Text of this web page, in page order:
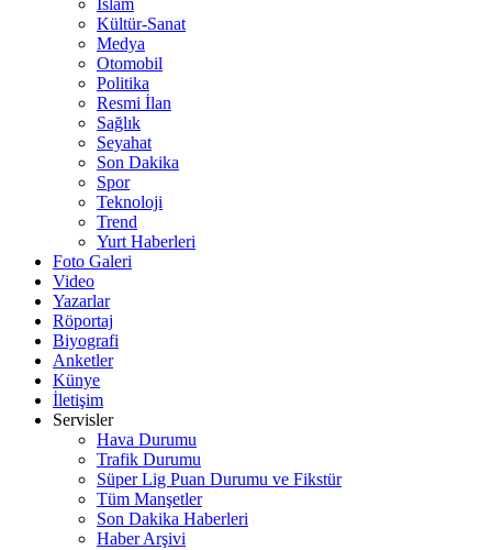
İslam
Kültür-Sanat
Medya
Otomobil
Politika
Resmi İlan
Sağlık
Seyahat
Son Dakika
Spor
Teknoloji
Trend
Yurt Haberleri
Foto Galeri
Video
Yazarlar
Röportaj
Biyografi
Anketler
Künye
İletişim
Servisler
Hava Durumu
Trafik Durumu
Süper Lig Puan Durumu ve Fikstür
Tüm Manşetler
Son Dakika Haberleri
Haber Arşivi